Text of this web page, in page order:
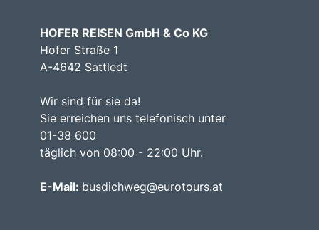
HOFER REISEN GmbH & Co KG
Hofer Straße 1
A-4642 Sattledt
Wir sind für sie da!
Sie erreichen uns telefonisch unter
01-38 600
täglich von 08:00 - 22:00 Uhr.
E-Mail: busdichweg@eurotours.at